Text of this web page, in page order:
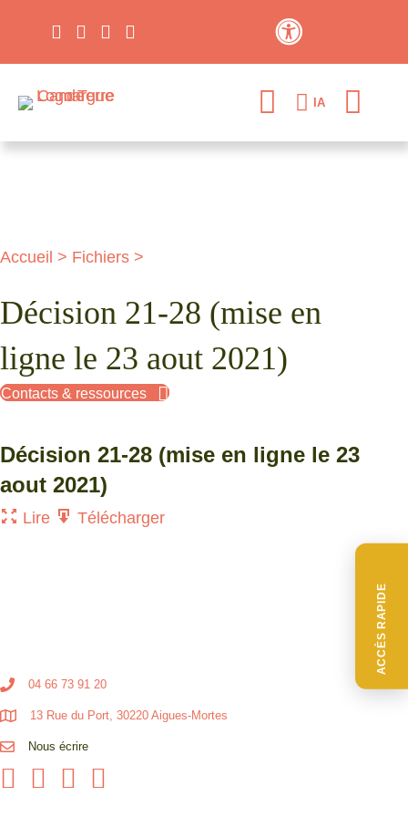
ACCÈS RAPIDE
IA
Accueil > Fichiers >
Décision 21-28 (mise en
ligne le 23 aout 2021)
Contacts & ressources
Décision 21-28 (mise en ligne le 23
aout 2021)
Lire Télécharger
04 66 73 91 20
13 Rue du Port, 30220 Aigues-Mortes
Nous écrire